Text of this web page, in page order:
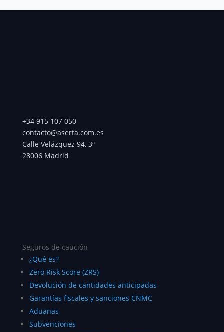
+34 915 107 050
contacto@aserta.com.es
Calle Velázquez 94, 3ª
28006 Madrid
Seguros de caución
¿Qué es?
Zero Risk Score (ZRS)
Devolución de cantidades anticipadas
Garantías fiscales y sanciones CNMC
Aduanas
Subvenciones